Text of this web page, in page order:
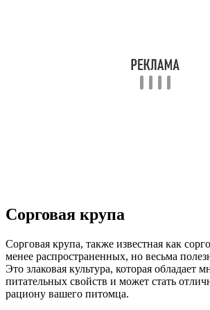
Сорговая крупа
Сорговая крупа, также известная как
менее распространенных, но весьма
Это злаковая культура, которая обладает
питательных свойств и может стать
рациону вашего питомца.